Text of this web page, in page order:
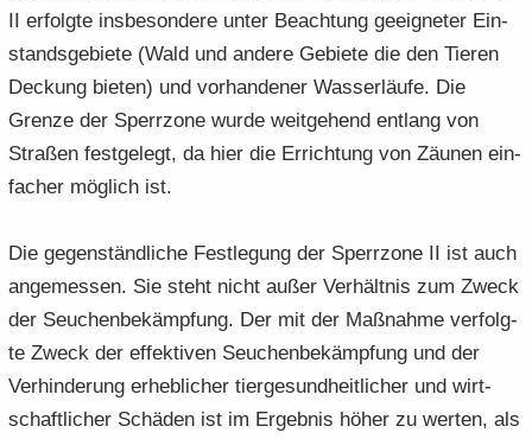
II er­folg­te ins­be­son­de­re unter Be­ach­tung ge­eig­ne­ter Ein­
stands­ge­bie­te (Wald und an­de­re Ge­bie­te die den Tie­ren
De­ckung bie­ten) und vor­han­de­ner Was­ser­läu­fe. Die
Gren­ze der Sperr­zo­ne wurde weit­ge­hend ent­lang von
Stra­ßen fest­ge­legt, da hier die Er­rich­tung von Zäu­nen ein­
fa­cher mög­lich ist.
Die ge­gen­ständ­li­che Fest­le­gung der Sperr­zo­ne II ist auch
an­ge­mes­sen. Sie steht nicht außer Ver­hält­nis zum Zweck
der Seu­chen­be­kämp­fung. Der mit der Maß­nah­me ver­folg­
te Zweck der ef­fek­ti­ven Seu­chen­be­kämp­fung und der
Ver­hin­de­rung er­heb­li­cher tier­ge­sund­heit­li­cher und wirt­
schaft­li­cher Schä­den ist im Er­geb­nis höher zu wer­ten, als